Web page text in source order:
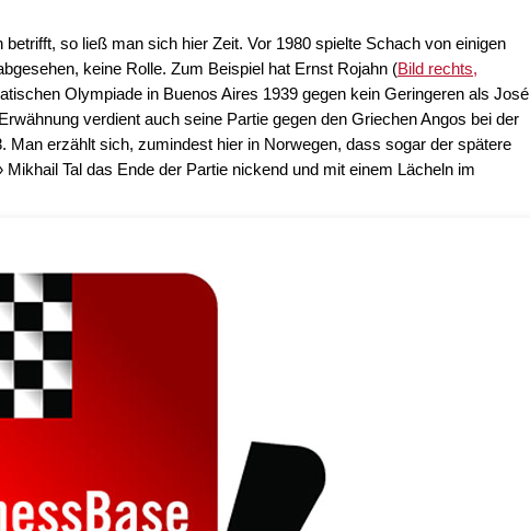
so ließ man sich hier Zeit. Vor 1980 spielte Schach von einigen
keine Rolle. Zum Beispiel hat Ernst Rojahn (Bild rechts,
Olympiade in Buenos Aires 1939 gegen kein Geringeren als José
verdient auch seine Partie gegen den Griechen Angos bei der
Man erzählt sich, zumindest hier in Norwegen, dass sogar der spätere
Tal das Ende der Partie nickend und mit einem Lächeln im